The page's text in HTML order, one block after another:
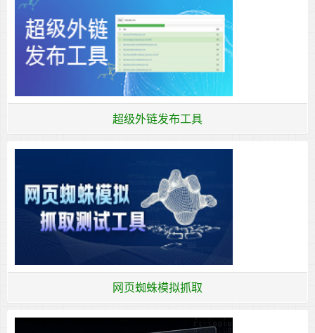
超级外链发布工具
网页蜘蛛模拟抓取